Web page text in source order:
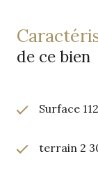
de ce bien
Surface
terrain 2